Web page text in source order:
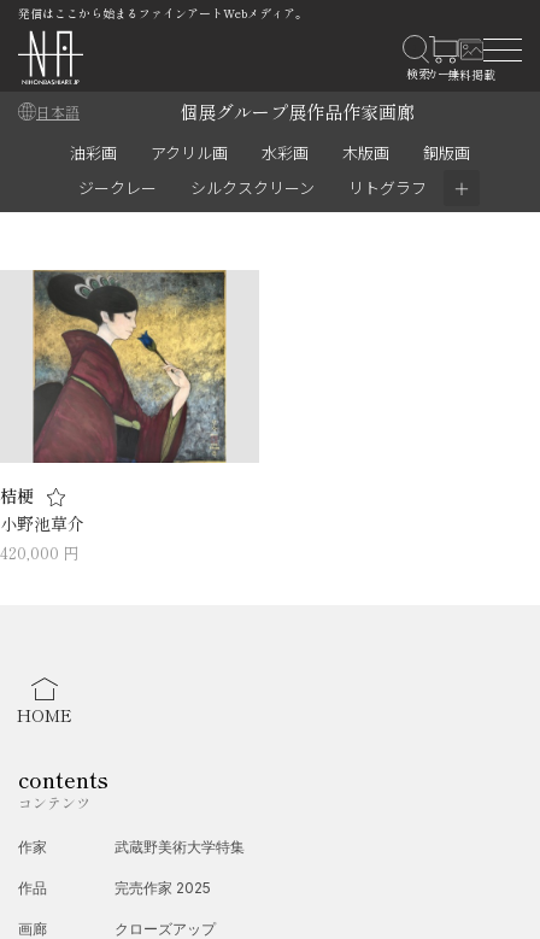
発信はここから始まるファインアートWebメディア。
日本語 個展グループ展作品作家画廊
油彩画 アクリル画 水彩画 木版画
銅版画
ジークレー
シルクスクリーン リトグラフ ＋
桔梗
小野池草介
420,000 円
HOME
contents
コンテンツ
作家
作品
画廊
武蔵野美術大学特集
完売作家 2025
クローズアップ